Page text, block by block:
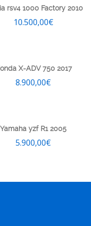
rsv4 1000 Factory 2010
10.500,00€
X-ADV 750 2017
8.900,00€
Yamaha yzf R1 2005
5.900,00€